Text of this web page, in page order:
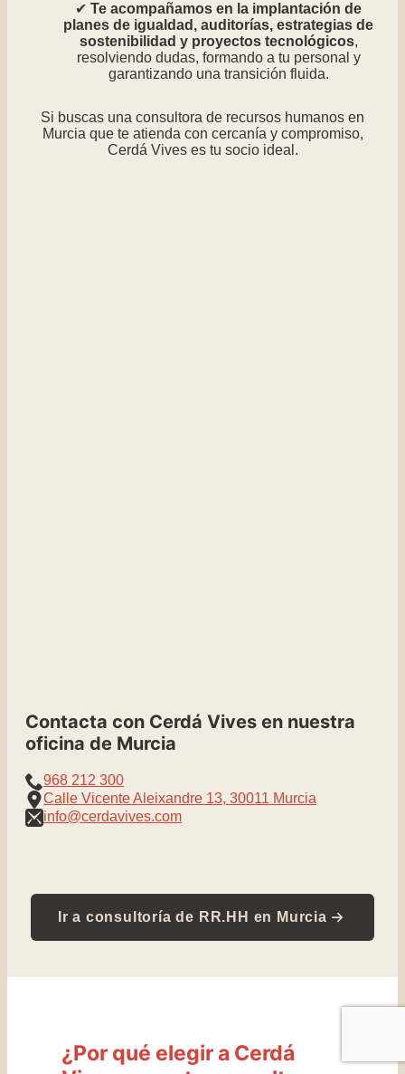
Te acompañamos en la implantación de
planes de igualdad, auditorías, estrategias de
sostenibilidad y proyectos tecnológicos,
resolviendo dudas, formando a tu personal y
garantizando una transición fluida.
Si buscas una consultora de recursos humanos en
Murcia que te atienda con cercanía y compromiso,
Cerdá Vives es tu socio ideal.
Contacta con Cerdá Vives en nuestra
oficina de Murcia
968 212 300
Calle Vicente Aleixandre 13, 30011 Murcia
info@cerdavives.com
Ir a consultoría de RR.HH en Murcia
¿Por qué elegir a Cerdá